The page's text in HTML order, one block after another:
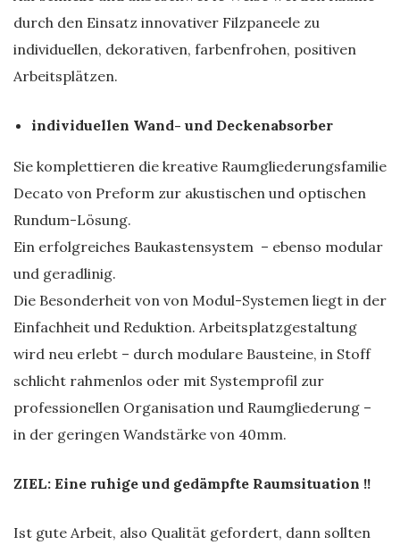
durch den Einsatz innovativer Filzpaneele zu
individuellen, dekorativen, farbenfrohen, positiven
Arbeitsplätzen.
individuellen Wand- und Deckenabsorber
Sie komplettieren die kreative Raumgliederungsfamilie
Decato von Preform zur akustischen und optischen
Rundum-Lösung.
Ein erfolgreiches Baukastensystem – ebenso modular
und geradlinig.
Die Besonderheit von von Modul-Systemen liegt in der
Einfachheit und Reduktion. Arbeitsplatzgestaltung
wird neu erlebt – durch modulare Bausteine, in Stoff
schlicht rahmenlos oder mit Systemprofil zur
professionellen Organisation und Raumgliederung –
in der geringen Wandstärke von 40mm.
ZIEL: Eine ruhige und gedämpfte Raumsituation !!
Ist gute Arbeit, also Qualität gefordert, dann sollten